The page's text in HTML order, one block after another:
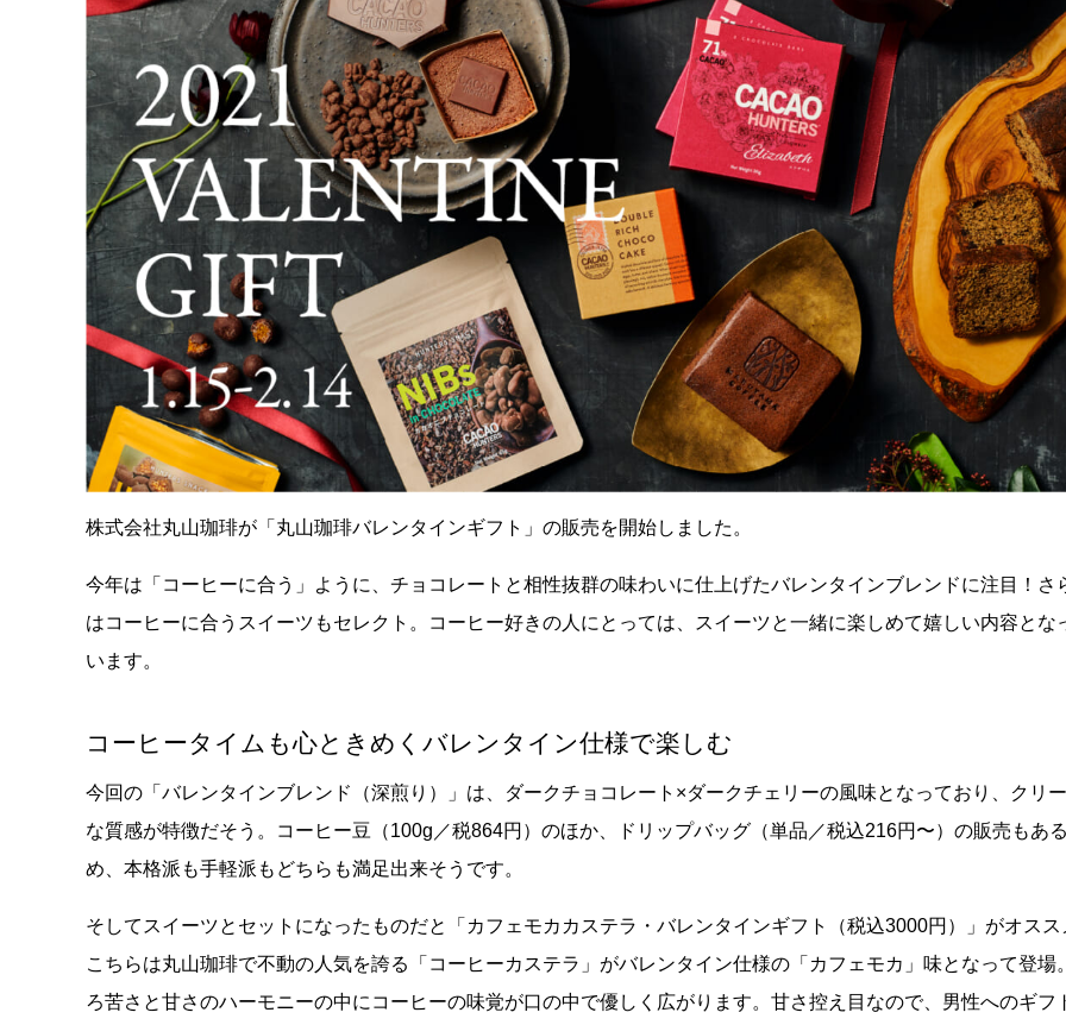
株式会社丸⼭珈琲が「丸山珈琲バレンタインギフト」の販売を開始しました。
今年は「コーヒーに合う」ように、チョコレートと相性抜群の味わいに仕上げたバレンタインブレンドに注目！さ
はコーヒーに合うスイーツもセレクト。コーヒー好きの人にとっては、スイーツと一緒に楽しめて嬉しい内容とな
います。
コーヒータイムも心ときめくバレンタイン仕様で楽しむ
今回の「バレンタインブレンド（深煎り）」は、ダークチョコレート×ダークチェリーの風味となっており、クリ
な質感が特徴だそう。コーヒー豆（100g／税864円）のほか、ドリップバッグ（単品／税込216円〜）の販売もあ
め、本格派も手軽派もどちらも満足出来そうです。
そしてスイーツとセットになったものだと「カフェモカカステラ・バレンタインギフト（税込3000円）」がオスス
こちらは丸山珈琲で不動の人気を誇る「コーヒーカステラ」がバレンタイン仕様の「カフェモカ」味となって登場
ろ苦さと甘さのハーモニーの中にコーヒーの味覚が口の中で優しく広がります。甘さ控え目なので、男性へのギフ